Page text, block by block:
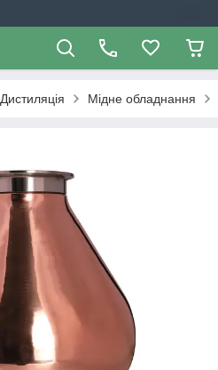
Дистиляція Мідне обладнання